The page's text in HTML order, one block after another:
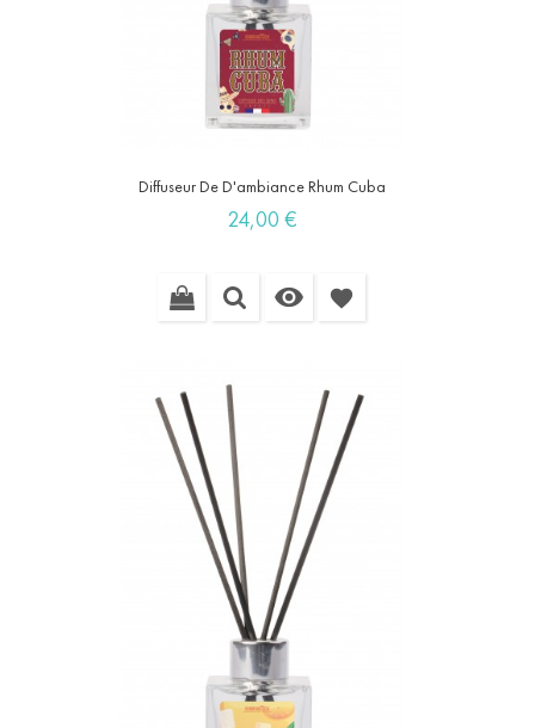
Diffuseur De D'ambiance Rhum Cuba
Prix
24,00 €
 favorite